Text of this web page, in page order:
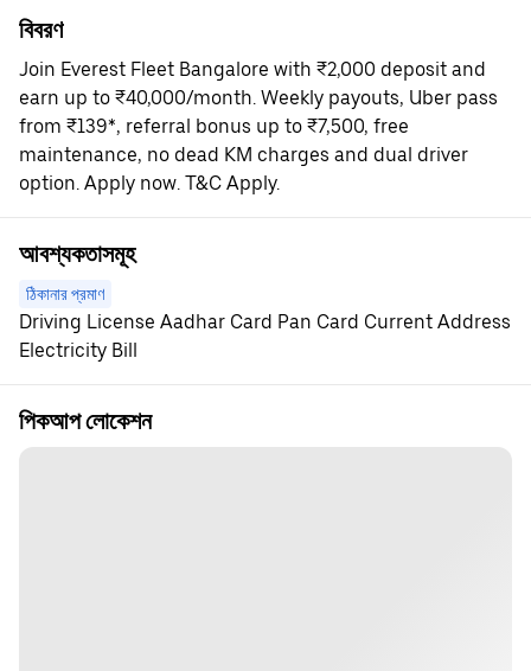
বিবরণ
Join Everest Fleet Bangalore with ₹2,000 deposit and
earn up to ₹40,000/month. Weekly payouts, Uber pass
from ₹139*, referral bonus up to ₹7,500, free
maintenance, no dead KM charges and dual driver
option. Apply now. T&C Apply.
আবশ্যকতাসমূহ
ঠিকানার প্রমাণ
Driving License Aadhar Card Pan Card Current Address
Electricity Bill
পিকআপ লোকেশন